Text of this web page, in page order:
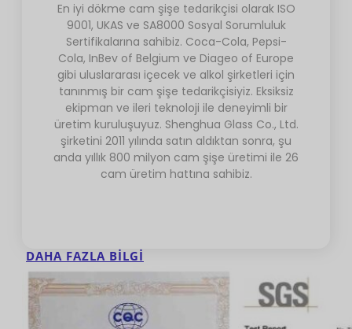
En iyi dökme cam şişe tedarikçisi olarak ISO
9001, UKAS ve SA8000 Sosyal Sorumluluk
Sertifikalarına sahibiz. Coca-Cola, Pepsi-
Cola, InBev of Belgium ve Diageo of Europe
gibi uluslararası içecek ve alkol şirketleri için
tanınmış bir cam şişe tedarikçisiyiz. Eksiksiz
ekipman ve ileri teknoloji ile deneyimli bir
üretim kuruluşuyuz. Shenghua Glass Co., Ltd.
şirketini 2011 yılında satın aldıktan sonra, şu
anda yıllık 800 milyon cam şişe üretimi ile 26
cam üretim hattına sahibiz.
DAHA FAZLA BILGI